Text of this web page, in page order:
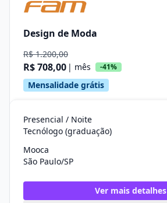
Design de Moda
R$ 1.200,00
R$ 708,00 | mês -41%
Mensalidade grátis
Presencial / Noite
Tecnólogo (graduação)
Mooca
São Paulo/SP
Ver mais detalhes